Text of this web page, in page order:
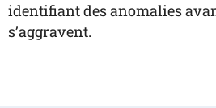
identifiant des anomalies
s’aggravent.